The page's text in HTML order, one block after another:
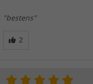
"bestens"